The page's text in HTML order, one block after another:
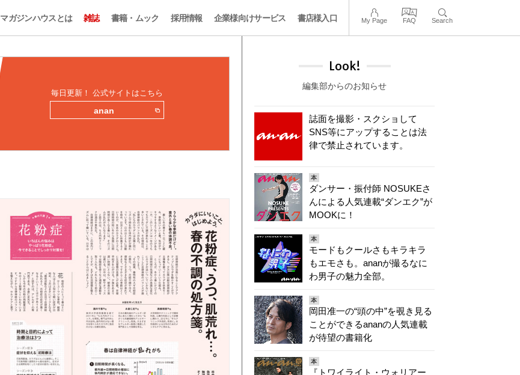
マガジンハウスとは 雑誌 書籍・ムック 採用情報 企業様向けサービス 書店様入口 My Page FAQ Search
毎日更新！ 公式サイトはこちら
anan
Look!
編集部からのお知らせ
誌面を撮影・スクショして
SNS等にアップすることは法
律で禁止されています。
本
ダンサー・振付師 NOSUKEさ
んによる人気連載“ダンエク”が
MOOKに！
本
モードもクールさもキラキラ
もエモさも。ananが撮るなに
わ男子の魅力全部。
本
岡田准一の“頭の中”を覗き見る
ことができるananの人気連載
が待望の書籍化
本
『トワイライト・ウォリアー